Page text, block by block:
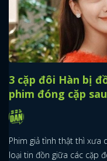
3 cặp đôi Hàn bị
phim đóng cặp sau
Phim giả tình thật thì xưa
loại tin đồn giữa các cặp